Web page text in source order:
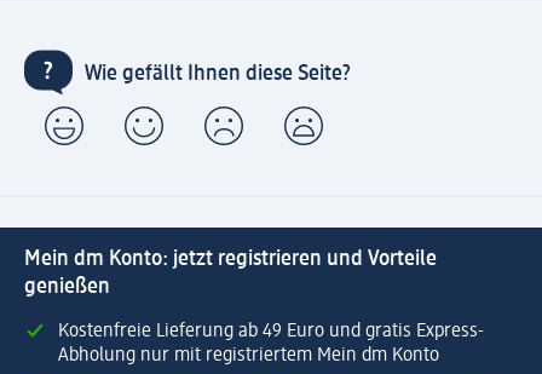
Wie gefällt Ihnen diese Seite?
Mein dm Konto: jetzt registrieren und Vorteile
genießen
Kostenfreie Lieferung ab 49 Euro und gratis Express-
Abholung nur mit registriertem Mein dm Konto